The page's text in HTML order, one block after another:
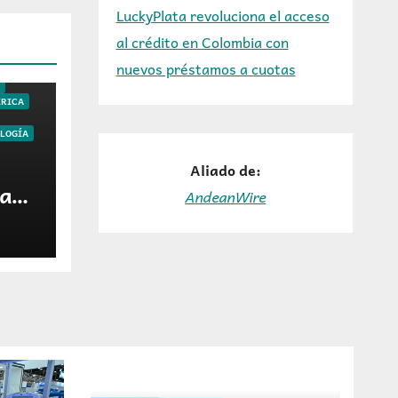
LuckyPlata revoluciona el acceso
al crédito en Colombia con
nuevos préstamos a cuotas
Aliado de:
AndeanWire